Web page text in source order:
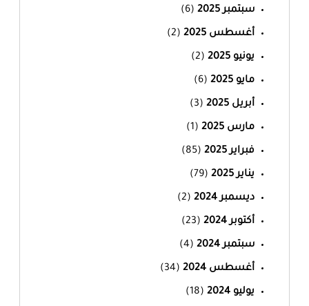
سبتمبر 2025 (6)
أغسطس 2025 (2)
يونيو 2025 (2)
مايو 2025 (6)
أبريل 2025 (3)
مارس 2025 (1)
فبراير 2025 (85)
يناير 2025 (79)
ديسمبر 2024 (2)
أكتوبر 2024 (23)
سبتمبر 2024 (4)
أغسطس 2024 (34)
يوليو 2024 (18)